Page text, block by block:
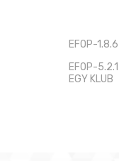
EFOP-
EFOP-
EGY KLUB